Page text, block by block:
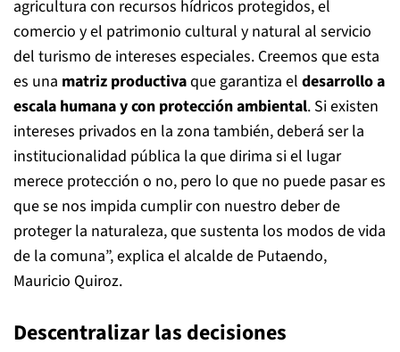
agricultura con recursos hídricos protegidos, el
comercio y el patrimonio cultural y natural al servicio
del turismo de intereses especiales. Creemos que esta
es una matriz productivaque garantiza el desarrollo a
escala humana y con protección ambiental. Si existen
intereses privados en la zona también, deberá ser la
institucionalidad pública la que dirima si el lugar
merece protección o no, pero lo que no puede pasar es
que se nos impida cumplir con nuestro deber de
proteger la naturaleza, que sustenta los modos de vida
de la comuna”, explica el alcalde de Putaendo,
Mauricio Quiroz.
Descentralizar las decisiones